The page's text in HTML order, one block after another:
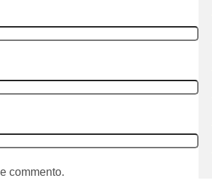
commento.